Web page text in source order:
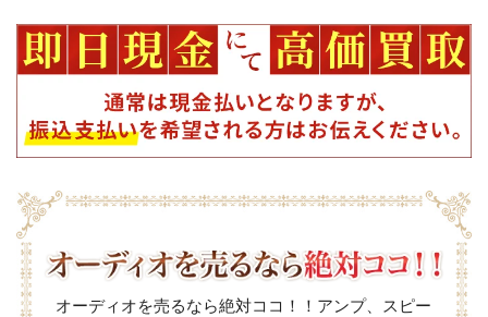
オーディオを売るなら絶対ココ！！アンプ、スピー